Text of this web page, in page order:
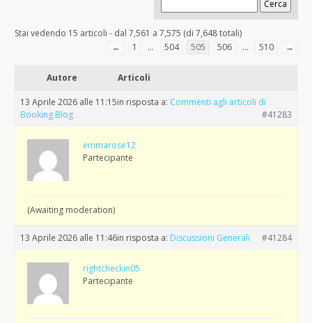
Stai vedendo 15 articoli - dal 7,561 a 7,575 (di 7,648 totali)
←
1 … 504 505 506 … 510 →
Autore Articoli
13 Aprile 2026 alle 11:15in risposta a: Commenti agli articoli di
Booking Blog
#41283
emmarose12
Partecipante
(Awaiting moderation)
13 Aprile 2026 alle 11:46in risposta a: Discussioni Generali #41284
rightcheckin05
Partecipante